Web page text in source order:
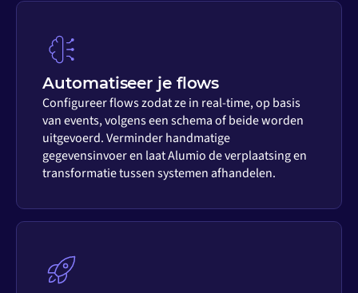
Automatiseer je flows
Configureer flows zodat ze in real-time, op basis
van events, volgens een schema of beide worden
uitgevoerd. Verminder handmatige
gegevensinvoer en laat Alumio de verplaatsing en
transformatie tussen systemen afhandelen.